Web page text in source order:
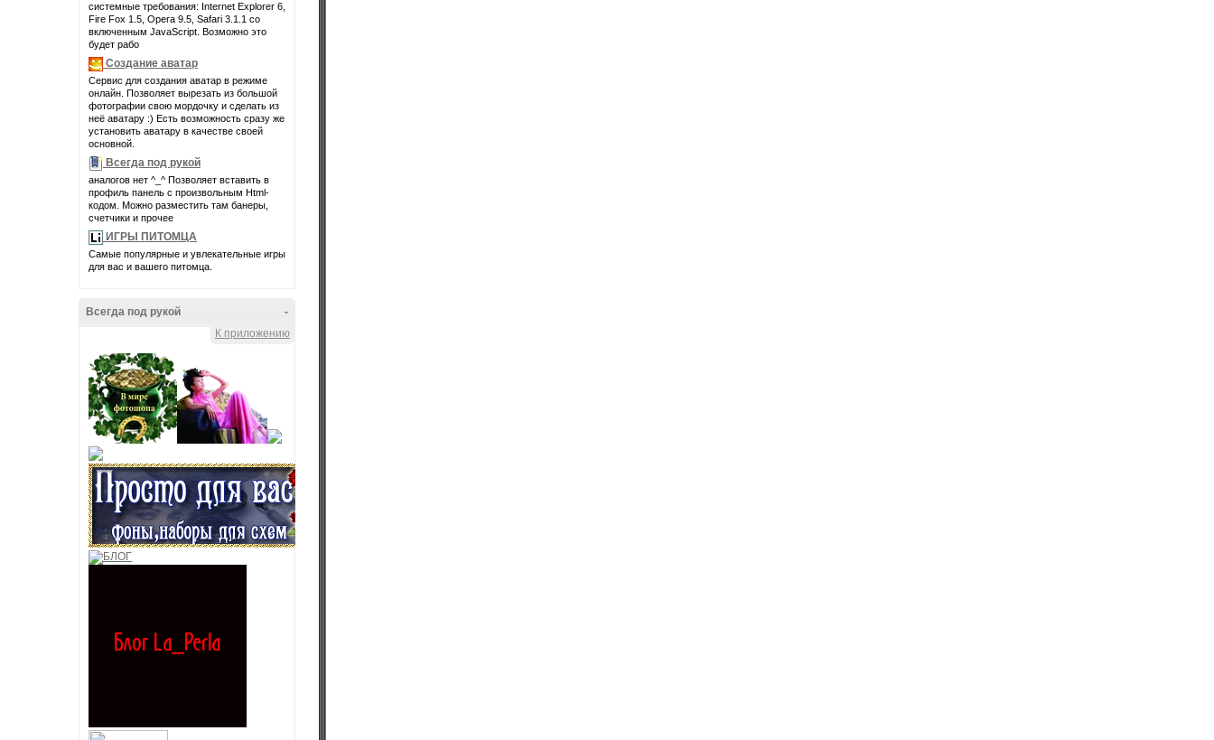
системные требования: Internet Explorer 6,
Fire Fox 1.5, Opera 9.5, Safari 3.1.1 со
включенным JavaScript. Возможно это
будет рабо
Создание аватар
Сервис для создания аватар в режиме
онлайн. Позволяет вырезать из большой
фотографии свою мордочку и сделать из
неё аватару :) Есть возможность сразу же
установить аватару в качестве своей
основной.
Всегда под рукой
аналогов нет ^_^ Позволяет вставить в
профиль панель с произвольным Html-
кодом. Можно разместить там банеры,
счетчики и прочее
ИГРЫ ПИТОМЦА
Самые популярные и увлекательные игры
для вас и вашего питомца.
-
Всегда под рукой
К приложению